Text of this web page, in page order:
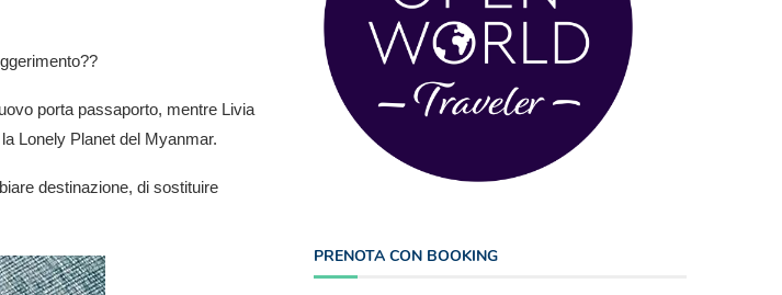
porta passaporto, mentre Livia
Lonely Planet del Myanmar.
destinazione, di sostituire
PRENOTA CON BOOKING